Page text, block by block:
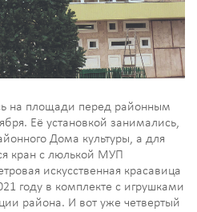
на площади перед районным
Её установкой занимались,
Дома культуры, а для
кран с люлькой МУП
искусственная красавица
году в комплекте с игрушками
района. И вот уже четвертый